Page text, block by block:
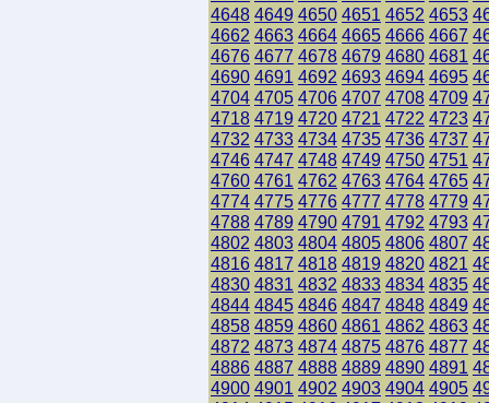
4648 4649 4650 4651 4652 4653
4662 4663 4664 4665 4666 4667
4676 4677 4678 4679 4680 4681
4690 4691 4692 4693 4694 4695
4704 4705 4706 4707 4708 4709
4718 4719 4720 4721 4722 4723
4732 4733 4734 4735 4736 4737
4746 4747 4748 4749 4750 4751
4760 4761 4762 4763 4764 4765
4774 4775 4776 4777 4778 4779
4788 4789 4790 4791 4792 4793
4802 4803 4804 4805 4806 4807
4816 4817 4818 4819 4820 4821
4830 4831 4832 4833 4834 4835
4844 4845 4846 4847 4848 4849
4858 4859 4860 4861 4862 4863
4872 4873 4874 4875 4876 4877
4886 4887 4888 4889 4890 4891
4900 4901 4902 4903 4904 4905